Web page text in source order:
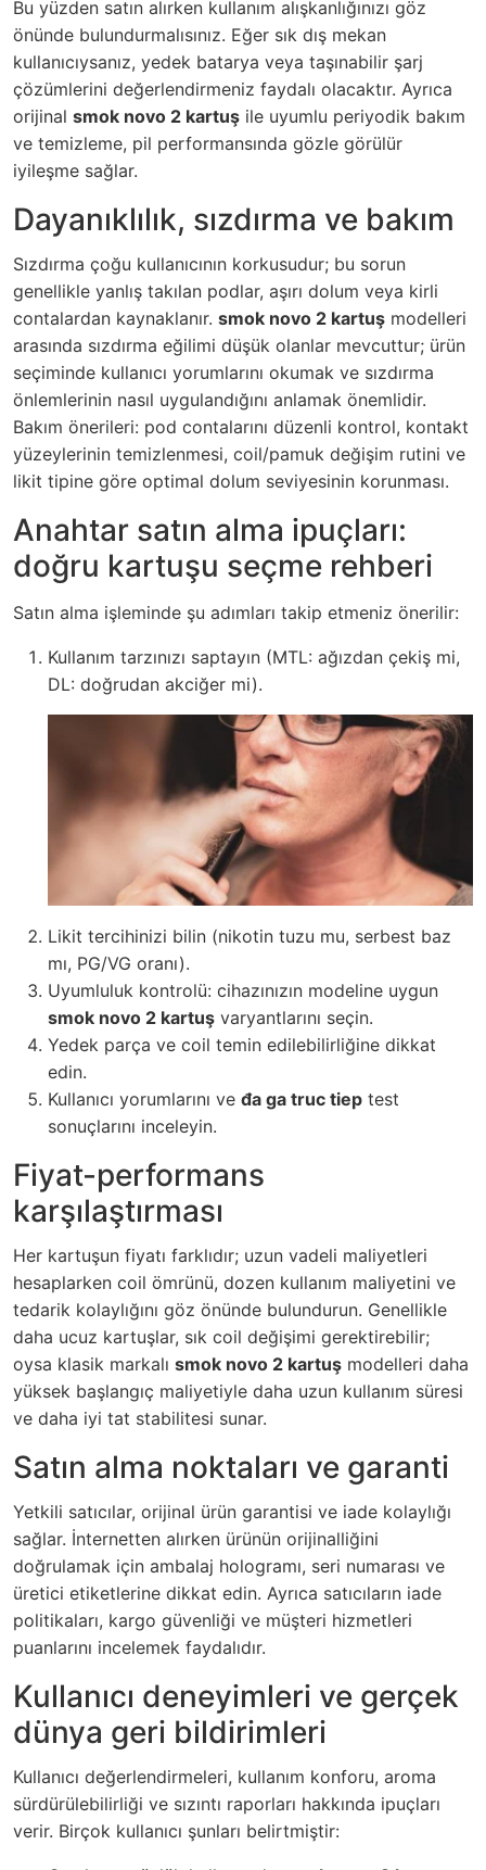
Bu yüzden satın alırken kullanım alışkanlığınızı göz
önünde bulundurmalısınız. Eğer sık dış mekan
kullanıcıysanız, yedek batarya veya taşınabilir şarj
çözümlerini değerlendirmeniz faydalı olacaktır. Ayrıca
orijinal smok novo 2 kartuş ile uyumlu periyodik bakım
ve temizleme, pil performansında gözle görülür
iyileşme sağlar.
Dayanıklılık, sızdırma ve bakım
Sızdırma çoğu kullanıcının korkusudur; bu sorun
genellikle yanlış takılan podlar, aşırı dolum veya kirli
contalardan kaynaklanır. smok novo 2 kartuş modelleri
arasında sızdırma eğilimi düşük olanlar mevcuttur; ürün
seçiminde kullanıcı yorumlarını okumak ve sızdırma
önlemlerinin nasıl uygulandığını anlamak önemlidir.
Bakım önerileri: pod contalarını düzenli kontrol, kontakt
yüzeylerinin temizlenmesi, coil/pamuk değişim rutini ve
likit tipine göre optimal dolum seviyesinin korunması.
Anahtar satın alma ipuçları:
doğru kartuşu seçme rehberi
Satın alma işleminde şu adımları takip etmeniz önerilir:
Kullanım tarzınızı saptayın (MTL: ağızdan çekiş mi,
DL: doğrudan akciğer mi).
Likit tercihinizi bilin (nikotin tuzu mu, serbest baz
mı, PG/VG oranı).
Uyumluluk kontrolü: cihazınızın modeline uygun
smok novo 2 kartuş varyantlarını seçin.
Yedek parça ve coil temin edilebilirliğine dikkat
edin.
Kullanıcı yorumlarını ve đa ga truc tiep test
sonuçlarını inceleyin.
Fiyat-performans
karşılaştırması
Her kartuşun fiyatı farklıdır; uzun vadeli maliyetleri
hesaplarken coil ömrünü, dozen kullanım maliyetini ve
tedarik kolaylığını göz önünde bulundurun. Genellikle
daha ucuz kartuşlar, sık coil değişimi gerektirebilir;
oysa klasik markalı smok novo 2 kartuş modelleri daha
yüksek başlangıç maliyetiyle daha uzun kullanım süresi
ve daha iyi tat stabilitesi sunar.
Satın alma noktaları ve garanti
Yetkili satıcılar, orijinal ürün garantisi ve iade kolaylığı
sağlar. İnternetten alırken ürünün orijinalliğini
doğrulamak için ambalaj hologramı, seri numarası ve
üretici etiketlerine dikkat edin. Ayrıca satıcıların iade
politikaları, kargo güvenliği ve müşteri hizmetleri
puanlarını incelemek faydalıdır.
Kullanıcı deneyimleri ve gerçek
dünya geri bildirimleri
Kullanıcı değerlendirmeleri, kullanım konforu, aroma
sürdürülebilirliği ve sızıntı raporları hakkında ipuçları
verir. Birçok kullanıcı şunları belirtmiştir: